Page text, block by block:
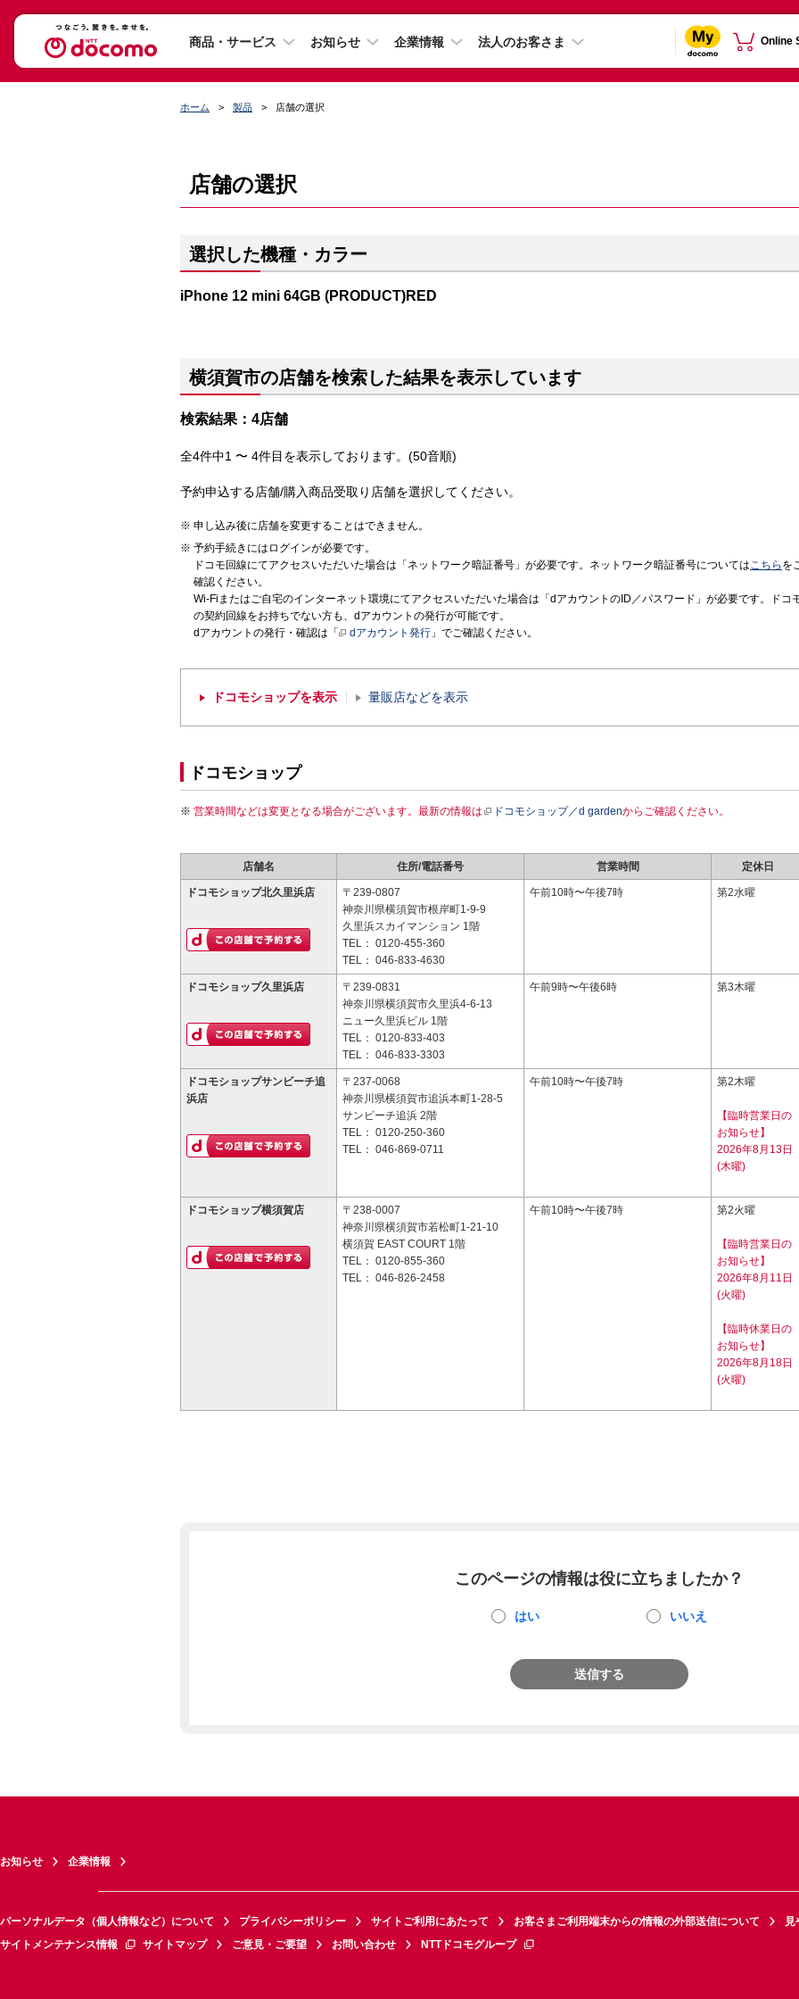
商品・サービス お知らせ 企業情報 法人のお客さま Online
ホーム 製品 店舗の選択
店舗の選択
選択した機種・カラー
iPhone 12 mini 64GB (PRODUCT)RED
横須賀市の店舗を検索した結果を表示しています
検索結果：4店舗
全4件中1 〜 4件目を表示しております。(50音順)
予約申込する店舗/購入商品受取り店舗を選択してください。
申し込み後に店舗を変更することはできません。
予約手続きにはログインが必要です。
ドコモ回線にてアクセスいただいた場合は「ネットワーク暗証番号」が必要です。ネットワーク暗証番号についてはこちら を
確認ください。
Wi-Fiまたはご自宅のインターネット環境にてアクセスいただいた場合は「dアカウントのID／パスワード」が必要です。ドコ
の契約回線をお持ちでない方も、dアカウントの発行が可能です。
dアカウントの発行・確認は「
dアカウント発行 」でご確認ください。
ドコモショップを表示 量販店などを表示
ドコモショップ
営業時間などは変更となる場合がございます。最新の情報は ドコモショップ／d gardenからご確認ください。
店舗名 住所/電話番号 営業時間 定休日
ドコモショップ北久里浜店
〒239-0807
神奈川県横須賀市根岸町1-9-9
久里浜スカイマンション 1階
TEL： 0120-455-360
TEL： 046-833-4630
午前10時〜午後7時 第2水曜
ドコモショップ久里浜店
〒239-0831
神奈川県横須賀市久里浜4-6-13
ニュー久里浜ビル 1階
TEL： 0120-833-403
TEL： 046-833-3303
午前9時〜午後6時 第3木曜
ドコモショップサンビーチ追
浜店
〒237-0068
神奈川県横須賀市追浜本町1-28-5
サンビーチ追浜 2階
TEL： 0120-250-360
TEL： 046-869-0711
午前10時〜午後7時 第2木曜
【臨時営業日の
お知らせ】
2026年8月13日
(木曜)
ドコモショップ横須賀店
〒238-0007
神奈川県横須賀市若松町1-21-10
横須賀 EAST COURT 1階
TEL： 0120-855-360
TEL： 046-826-2458
午前10時〜午後7時 第2火曜
【臨時営業日の
お知らせ】
2026年8月11日
(火曜)
【臨時休業日の
お知らせ】
2026年8月18日
(火曜)
このページの情報は役に立ちましたか？
はい いいえ
送信する
お知らせ 企業情報
パーソナルデータ（個人情報など）について プライバシーポリシー サイトご利用にあたって お客さまご利用端末からの情報の外部送信について
見
サイトメンテナンス情報
サイトマップ ご意見・ご要望 お問い合わせ NTTドコモグループ